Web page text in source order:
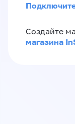
Создайте
магазина